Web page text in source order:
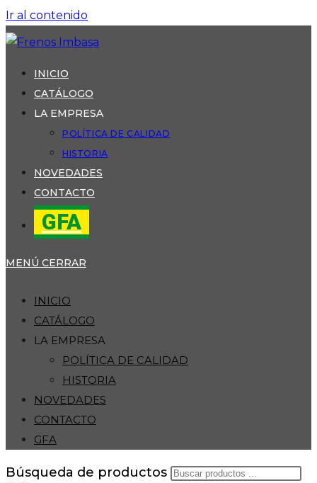
Ir al contenido
INICIO
CATÁLOGO
LA EMPRESA
POLÍTICA DE CALIDAD
HISTORIA
NOVEDADES
CONTACTO
GFA
MENÚ CERRAR
INICIO
CATÁLOGO
LA EMPRESA
POLÍTICA DE CALIDAD
HISTORIA
NOVEDADES
CONTACTO
GFA
Búsqueda de productos